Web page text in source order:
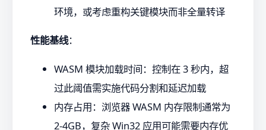
环境，或考虑重构关键模块而非全量转译
性能基线：
WASM 模块加载时间：控制在 3 秒内，超
过此阈值需实施代码分割和延迟加载
内存占用：浏览器 WASM 内存限制通常为
2-4GB，复杂 Win32 应用可能需要内存优